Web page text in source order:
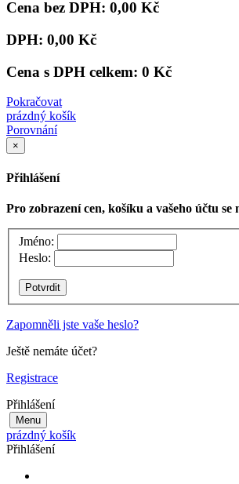
Cena bez DPH: 0,00 Kč
DPH: 0,00 Kč
Cena s DPH celkem: 0 Kč
Pokračovat
prázdný košík
Porovnání
×
Přihlášení
Pro zobrazení cen, košíku a vašeho účtu se
Jméno:
Heslo:
Zapomněli jste vaše heslo?
Ještě nemáte účet?
Registrace
Přihlášení
Menu
prázdný košík
Přihlášení